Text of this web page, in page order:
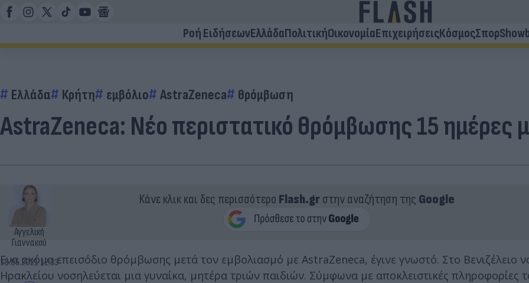
Ροή ΕιδήσεωνΕλλάδαΠολιτικήΟικονομίαΕπιχειρήσειςΚόσμοςΣπορ
Ελλάδα Κρήτη εμβόλιο AstraZeneca θρόμβωση
AstraZeneca: Νέο περιστατικό θρόμβωσης 15 ημέρες
Αγγελική
Γιαννακού
18.05.2021 12:33
Κάνε κλικ και δες περισσότερο Flash.grστην αναζήτηση της Google
Eνα ακόμα επεισόδιο θρόμβωσης μετά τον εμβολιασμό με AstraZeneca, έγινε γνωστό. Στο Βενιζέλειο
Ηρακλείου νοσηλεύεται μια γυναίκα, μητέρα τριών παιδιών. Σύμφωνα με αποκλειστικές πληροφορίες